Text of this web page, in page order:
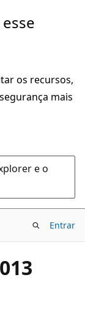
os recursos,
mais
e o
Entrar